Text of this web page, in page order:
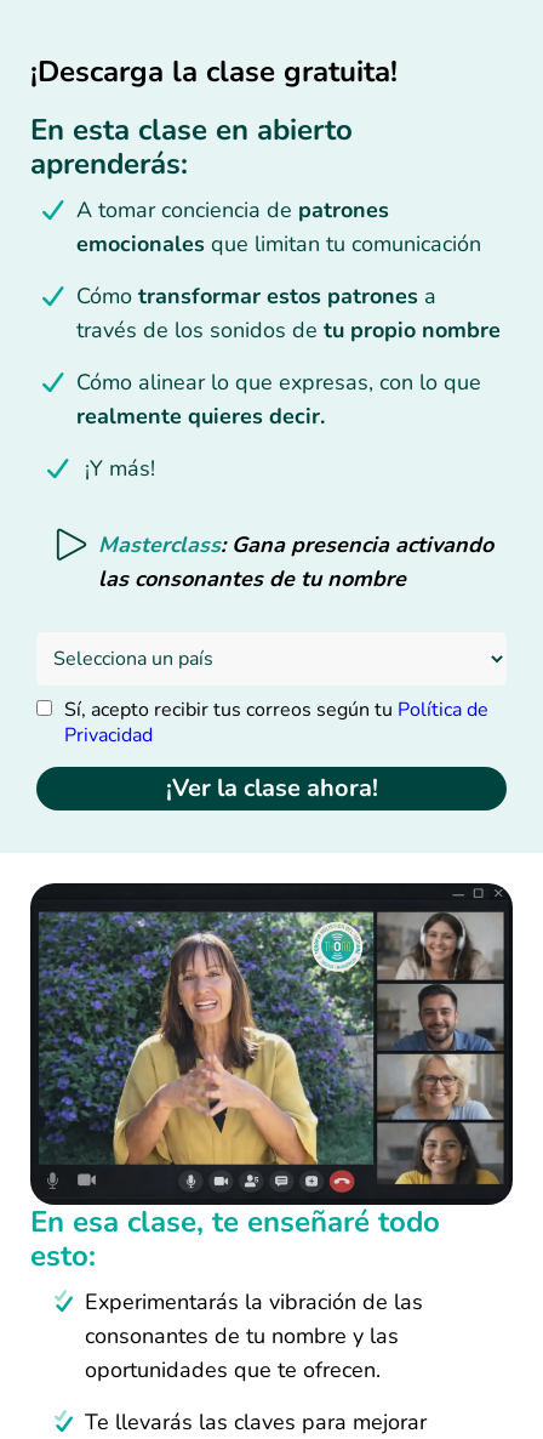
¡Descarga la clase gratuita!
En esta clase en abierto
aprenderás:
A tomar conciencia de patrones
emocionales que limitan tu comunicación
Cómo transformar estos patrones a
través de los sonidos de tu propio nombre
Cómo alinear lo que expresas, con lo que
realmente quieres decir.
¡Y más!
Masterclass: Gana presencia activando
las consonantes de tu nombre
Sí, acepto recibir tus correos según tu Política de
Privacidad
¡Ver la clase ahora!
En esa clase, te enseñaré todo
esto:
Experimentarás la vibración de las
consonantes de tu nombre y las
oportunidades que te ofrecen.
Te llevarás las claves para mejorar